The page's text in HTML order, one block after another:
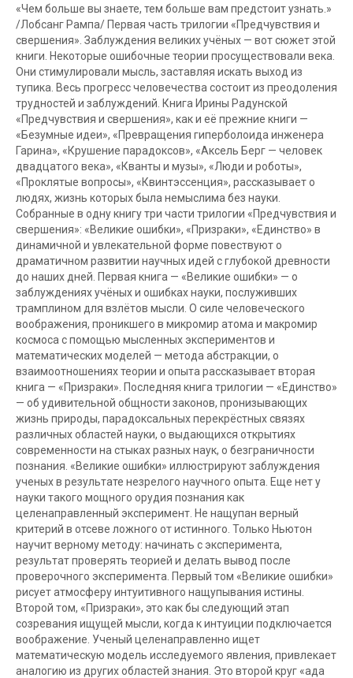
«Чем больше вы знаете, тем больше вам предстоит узнать.»
/Лобсанг Рампа/ Первая часть трилогии «Предчувствия и
свершения». Заблуждения великих учёных — вот сюжет этой
книги. Некоторые ошибочные теории просуществовали века.
Они стимулировали мысль, заставляя искать выход из
тупика. Весь прогресс человечества состоит из преодоления
трудностей и заблуждений. Книга Ирины Радунской
«Предчувствия и свершения», как и её прежние книги —
«Безумные идеи», «Превращения гиперболоида инженера
Гарина», «Крушение парадоксов», «Аксель Берг — человек
двадцатого века», «Кванты и музы», «Люди и роботы»,
«Проклятые вопросы», «Квинтэссенция», рассказывает о
людях, жизнь которых была немыслима без науки.
Собранные в одну книгу три части трилогии «Предчувствия и
свершения»: «Великие ошибки», «Призраки», «Единство» в
динамичной и увлекательной форме повествуют о
драматичном развитии научных идей с глубокой древности
до наших дней. Первая книга — «Великие ошибки» — о
заблуждениях учёных и ошибках науки, послуживших
трамплином для взлётов мысли. О силе человеческого
воображения, проникшего в микромир атома и макромир
космоса с помощью мысленных экспериментов и
математических моделей — метода абстракции, о
взаимоотношениях теории и опыта рассказывает вторая
книга — «Призраки». Последняя книга трилогии — «Единство»
— об удивительной общности законов, пронизывающих
жизнь природы, парадоксальных перекрёстных связях
различных областей науки, о выдающихся открытиях
современности на стыках разных наук, о безграничности
познания. «Великие ошибки» иллюстрируют заблуждения
ученых в результате незрелого научного опыта. Еще нет у
науки такого мощного орудия познания как
целенаправленный эксперимент. Не нащупан верный
критерий в отсеве ложного от истинного. Только Ньютон
научит верному методу: начинать с эксперимента,
результат проверять теорией и делать вывод после
проверочного эксперимента. Первый том «Великие ошибки»
рисует атмосферу интуитивного нащупывания истины.
Второй том, «Призраки», это как бы следующий этап
созревания ищущей мысли, когда к интуиции подключается
воображение. Ученый целенаправленно ищет
математическую модель исследуемого явления, привлекает
аналогию из других областей знания. Это второй круг «ада